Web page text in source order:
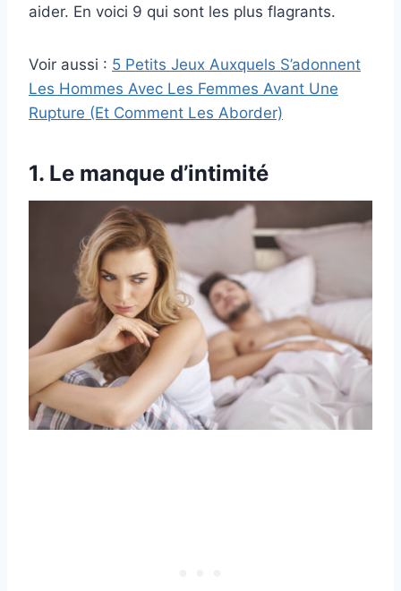
aider. En voici 9 qui sont les plus flagrants.
Voir aussi : 5 Petits Jeux Auxquels S’adonnent
Les Hommes Avec Les Femmes Avant Une
Rupture (Et Comment Les Aborder)
1. Le manque d’intimité